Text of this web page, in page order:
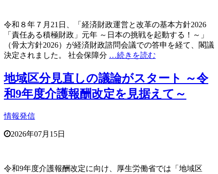
令和８年７月21日、「経済財政運営と改革の基本方針2026
「責任ある積極財政」元年 ～日本の挑戦を起動する！～」
（骨太方針2026）が経済財政諮問会議での答申を経て、閣議
決定されました。 社会保障分 …続きを読む
地域区分見直しの議論がスタート ～令
和9年度介護報酬改定を見据えて～
情報発信
2026年07月15日
令和9年度介護報酬改定に向け、厚生労働省では「地域区